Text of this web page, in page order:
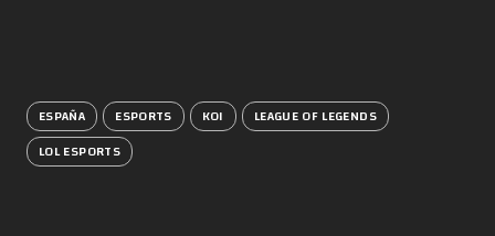
ESPAÑA ESPORTS KOI
LEAGUE OF LEGENDS
LOL ESPORTS